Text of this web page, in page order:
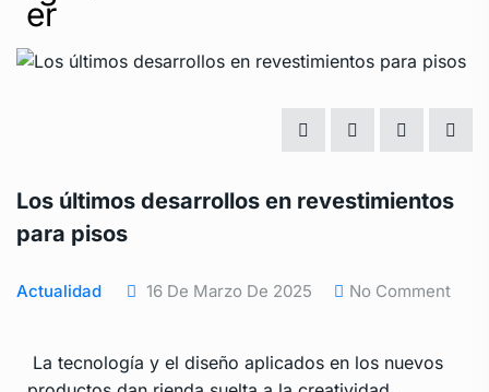
Los últimos desarrollos en revestimientos
para pisos
Actualidad 16 De Marzo De 2025 No Comment
La tecnología y el diseño aplicados en los nuevos